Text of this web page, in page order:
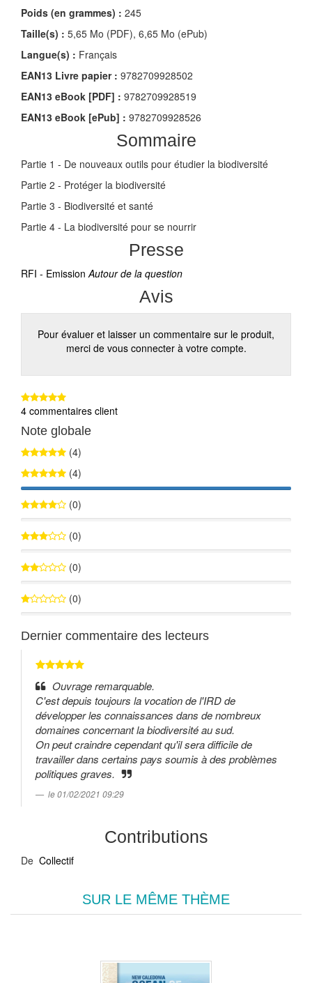
Poids (en grammes) : 245
Taille(s) : 5,65 Mo (PDF), 6,65 Mo (ePub)
Langue(s) : Français
EAN13 Livre papier : 9782709928502
EAN13 eBook [PDF] : 9782709928519
EAN13 eBook [ePub] : 9782709928526
Sommaire
Partie 1 - De nouveaux outils pour étudier la biodiversité
Partie 2 - Protéger la biodiversité
Partie 3 - Biodiversité et santé
Partie 4 - La biodiversité pour se nourrir
Presse
RFI - Emission Autour de la question
Avis
Pour évaluer et laisser un commentaire sur le produit,
merci de vous connecter à votre compte.
4 commentaires client
Note globale
(4)
(4)
100%
(0)
(0)
(0)
(0)
Dernier commentaire des lecteurs
Ouvrage remarquable.
C'est depuis toujours la vocation de l'IRD de
développer les connaissances dans de nombreux
domaines concernant la biodiversité au sud.
On peut craindre cependant qu'il sera difficile de
travailler dans certains pays soumis à des problèmes
politiques graves.
le 01/02/2021 09:29
Contributions
De Collectif
SUR LE MÊME THÈME